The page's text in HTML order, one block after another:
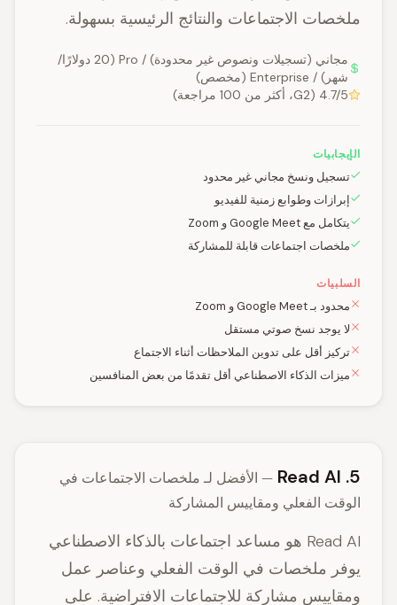
ملخصات الاجتماعات والنتائج الرئيسية بسهولة.
مجاني (تسجيلات ونصوص غير محدودة) / Pro (20 دولارًا/
شهر) / Enterprise (مخصص)
4.7/5 (G2، أكثر من 100 مراجعة)
الإيجابيات
تسجيل ونسخ مجاني غير محدود
إبرازات وطوابع زمنية للفيديو
يتكامل مع Google Meet و Zoom
ملخصات اجتماعات قابلة للمشاركة
السلبيات
محدود بـ Google Meet و Zoom
لا يوجد نسخ صوتي مستقل
تركيز أقل على تدوين الملاحظات أثناء الاجتماع
ميزات الذكاء الاصطناعي أقل تقدمًا من بعض المنافسين
5. Read AI
— الأفضل لـ ملخصات الاجتماعات في
الوقت الفعلي ومقاييس المشاركة
Read AI هو مساعد اجتماعات بالذكاء الاصطناعي
يوفر ملخصات في الوقت الفعلي وعناصر عمل
ومقاييس مشاركة للاجتماعات الافتراضية. على